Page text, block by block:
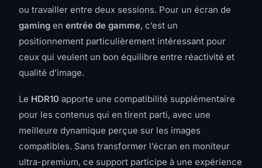
ou travailler entre deux sessions. Pour un écran de
gaming en entrée de gamme, c’est un
positionnement particulièrement intéressant pour
ceux qui veulent un bon équilibre entre réactivité et
qualité d’image.
Le HDR10 apporte une compatibilité supplémentaire
pour les contenus qui en tirent parti, avec une
meilleure dynamique perçue sur les images
compatibles. Sans transformer l’écran en moniteur
ultra-premium, ce support participe à une expérience